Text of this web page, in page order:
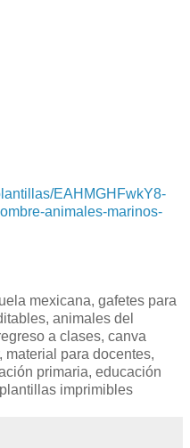
EAHMGHFwkY8-
animales-marinos-
mexicana, gafetes para
animales del
a clases, canva
para docentes,
primaria, educación
imprimibles